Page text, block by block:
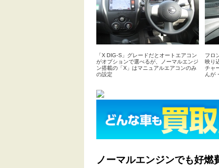
「X DIG-S」グレードだとオートエアコン
がオプションで選べるが、ノーマルエンジ
ン搭載の「X」はマニュアルエアコンのみ
の設定
フロ
映り
チャ
んが
ノーマルエンジンでも好